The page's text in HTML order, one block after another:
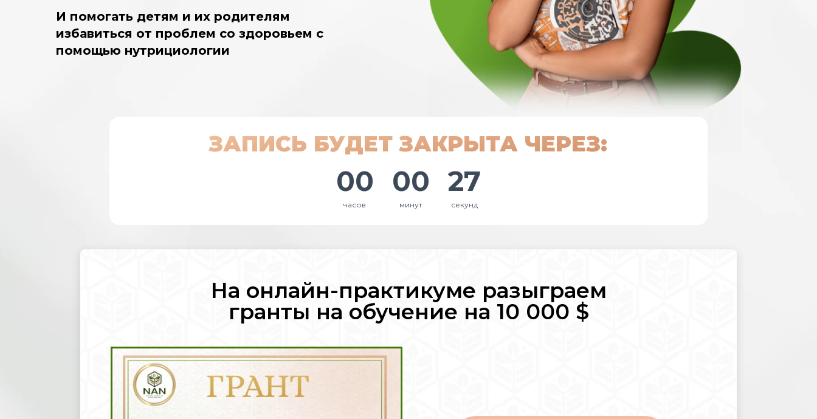
И помогать детям и их родителям
избавиться от проблем со здоровьем с
помощью нутрициологии
ЗАПИСЬ БУДЕТ ЗАКРЫТА ЧЕРЕЗ:
00
часов
00
минут
26
секунд
На онлайн-практикуме разыграем
гранты на обучение на 10 000 $